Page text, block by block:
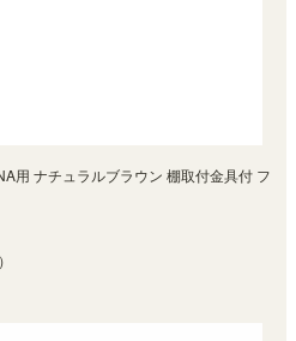
用 ナチュラルブラウン 棚取付金具付 フ